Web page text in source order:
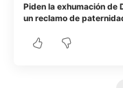
Piden la exhumación de
un reclamo de